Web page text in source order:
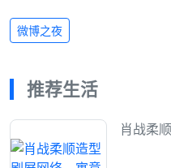
微博之夜
推荐生活
肖战柔